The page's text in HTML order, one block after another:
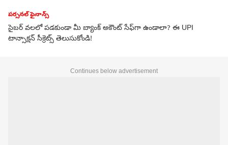
పర్సనల్ ఫైనాన్స్
సైబర్‌ వలలో పడకుండా మీ బ్యాంక్ అకౌంట్‌ సేఫ్‌గా ఉండాలా? ఈ UPI
టాన్సాక్షన్ సీక్రెట్స్‌ తెలుసుకోండి!
Continues below advertisement